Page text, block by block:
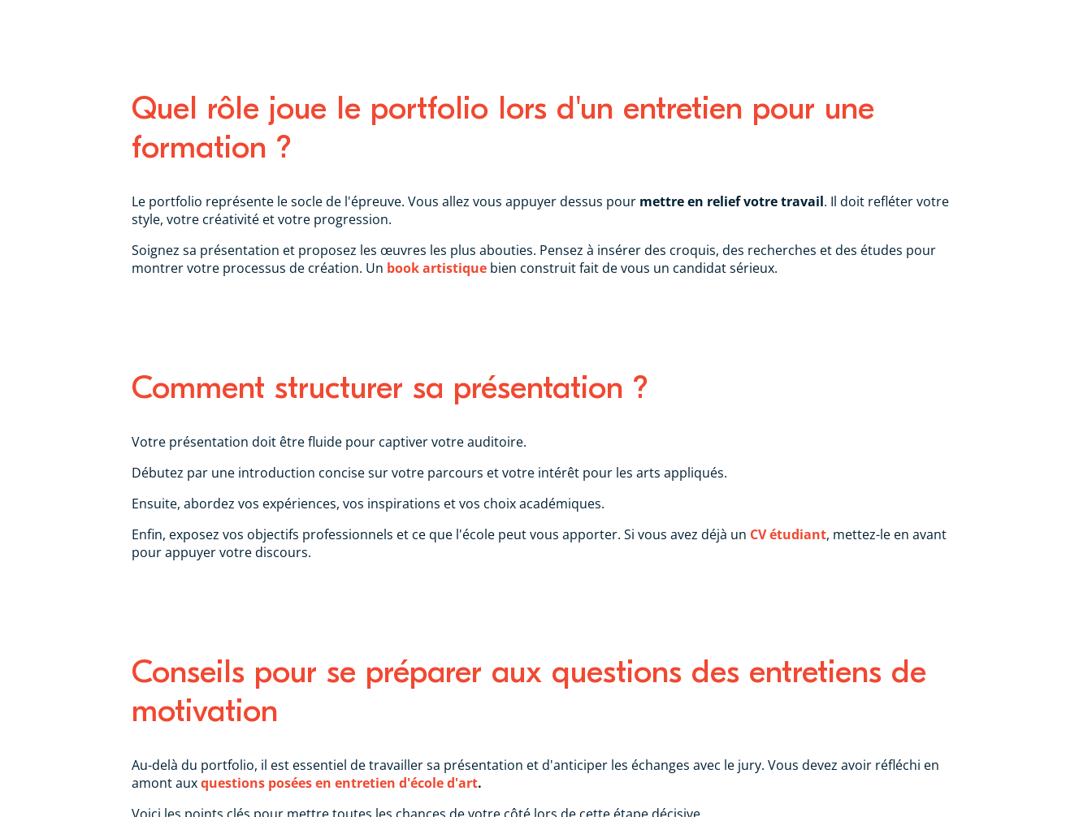
Quel rôle joue le portfolio lors d'un entretien pour une
formation ?
Le portfolio représente le socle de l'épreuve. Vous allez vous appuyer dessus pour mettre en relief votre travail. Il doit refléter votre
style, votre créativité et votre progression.
Soignez sa présentation et proposez les œuvres les plus abouties. Pensez à insérer des croquis, des recherches et des études pour
montrer votre processus de création. Un book artistique bien construit fait de vous un candidat sérieux.
Comment structurer sa présentation ?
Votre présentation doit être fluide pour captiver votre auditoire.
Débutez par une introduction concise sur votre parcours et votre intérêt pour les arts appliqués.
Ensuite, abordez vos expériences, vos inspirations et vos choix académiques.
Enfin, exposez vos objectifs professionnels et ce que l'école peut vous apporter. Si vous avez déjà un CV étudiant, mettez-le en avant
pour appuyer votre discours.
Conseils pour se préparer aux questions des entretiens de
motivation
Au-delà du portfolio, il est essentiel de travailler sa présentation et d'anticiper les échanges avec le jury. Vous devez avoir réfléchi en
amont auxquestions posées en entretien d'école d'art.